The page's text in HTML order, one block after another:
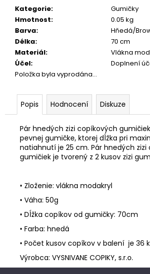
Kategorie:
Gumičky
Hmotnost:
0.05 kg
Barva:
Hňedá/
Délka:
70 cm
Materiál:
Vlákna
Účel:
Doplnení
Položka byla vyprodána…
Popis Hodnocení Diskuze
Pár hnedých zizi copíkových
pevnej gumičke, ktorej dĺžka pri
natiahnutí je 25 cm. Pár hnedých zizi
gumičiek je tvorený z 2 kusov zizi
• Zloženie: vlákna modakryl
• Váha: 50g
• Dĺžka copíkov od gumičky: 70cm
• Farba: hnedá
• Počet kusov copíkov v balení je 36
Výrobca: VYSNIVANE COPIKY, s.r.o.